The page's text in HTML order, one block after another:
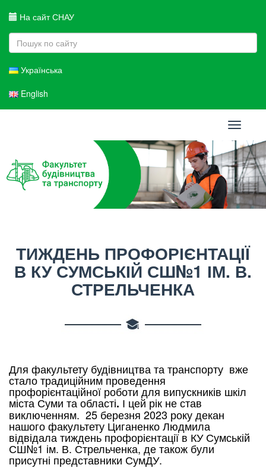
На сайт СНАУ
Українська
English
Toggle
ТИЖДЕНЬ ПРОФОРІЄНТАЦІЇ
В КУ СУМСЬКІЙ СШ№1 ІМ. В.
СТРЕЛЬЧЕНКА
Для факультету будівництва та транспорту вже
стало традиційним проведення
профорієнтаційної роботи для випускників шкіл
міста Суми та області. І цей рік не став
виключенням. 25 березня 2023 року декан
нашого факультету Циганенко Людмила
відвідала тиждень профорієнтації в КУ Сумській
СШ№1 ім. В. Стрельченка, де також були
присутні представники СумДУ.